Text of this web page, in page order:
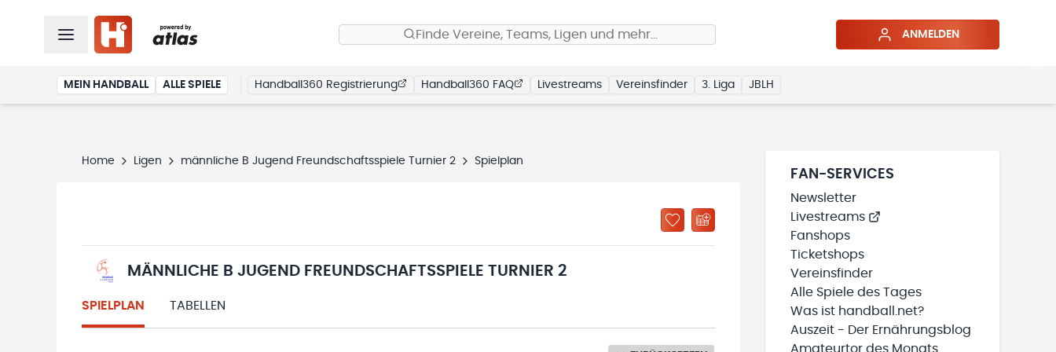
Finde Vereine, Teams, Ligen und mehr… ANMELDEN
MEIN HANDBALL ALLE SPIELE Handball360 Registrierung Handball360 FAQ Livestreams Vereinsfinder 3. Liga JBLH
Home Ligen männliche B Jugend Freundschaftsspiele Turnier 2 Spielplan
MÄNNLICHE B JUGEND FREUNDSCHAFTSSPIELE TURNIER 2
SPIELPLAN TABELLEN
FAN-SERVICES
Newsletter
Livestreams
Fanshops
Ticketshops
Vereinsfinder
Alle Spiele des Tages
Was ist handball.net?
Auszeit - Der Ernährungsblog
Amateurtor des Monats